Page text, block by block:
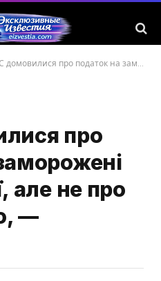
про податок на заморожені активи Росії, але не про конфіскацію, — Bloomberg
про
але не про
—